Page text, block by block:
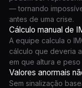
— tornando
antes de uma crise.
Cálculo manual de
A equipe calcula o
cálculo que deveria
em que altura e
Valores anormais
Sem sinalização